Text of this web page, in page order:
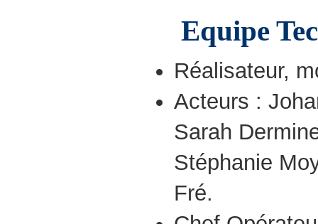
Equipe
Réalisateur,
Acteurs :
Sarah
Stéphanie
Fré.